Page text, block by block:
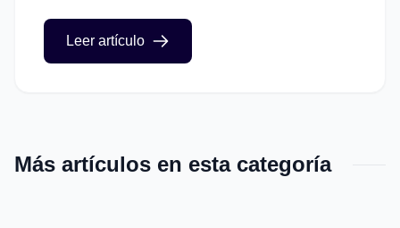
simplificar o facilitar ciertos procesos o...
Leer artículo
Más artículos en esta categoría